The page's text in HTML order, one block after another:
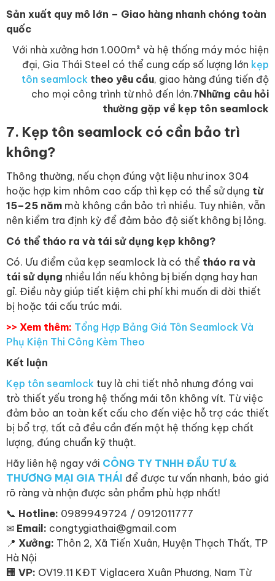
Sản xuất quy mô lớn – Giao hàng nhanh chóng toàn
quốc
Với nhà xưởng hơn 1.000m² và hệ thống máy móc hiện
đại, Gia Thái Steel có thể cung cấp số lượng lớn kẹp
tôn seamlock theo yêu cầu, giao hàng đúng tiến độ
cho mọi công trình từ nhỏ đến lớn.7Những câu hỏi
thường gặp về kẹp tôn seamlock
7. Kẹp tôn seamlock có cần bảo trì
không?
Thông thường, nếu chọn đúng vật liệu như inox 304
hoặc hợp kim nhôm cao cấp thì kẹp có thể sử dụng từ
15–25 năm mà không cần bảo trì nhiều. Tuy nhiên, vẫn
nên kiểm tra định kỳ để đảm bảo độ siết không bị lỏng.
Có thể tháo ra và tái sử dụng kẹp không?
Có. Ưu điểm của kẹp seamlock là có thể tháo ra và
tái sử dụng nhiều lần nếu không bị biến dạng hay han
gỉ. Điều này giúp tiết kiệm chi phí khi muốn di dời thiết
bị hoặc tái cấu trúc mái.
>> Xem thêm: Tổng Hợp Bảng Giá Tôn Seamlock Và
Phụ Kiện Thi Công Kèm Theo
Kết luận
Kẹp tôn seamlock tuy là chi tiết nhỏ nhưng đóng vai
trò thiết yếu trong hệ thống mái tôn không vít. Từ việc
đảm bảo an toàn kết cấu cho đến việc hỗ trợ các thiết
bị bổ trợ, tất cả đều cần đến một hệ thống kẹp chất
lượng, đúng chuẩn kỹ thuật.
Hãy liên hệ ngay với CÔNG TY TNHH ĐẦU TƯ &
THƯƠNG MẠI GIA THÁI để được tư vấn nhanh, báo giá
rõ ràng và nhận được sản phẩm phù hợp nhất!
📞 Hotline: 0989949724 / 0912011777
✉ Email: congtygiathai@gmail.com
📍 Xưởng: Thôn 2, Xã Tiến Xuân, Huyện Thạch Thất, TP
Hà Nội
🏢 VP: OV19.11 KĐT Viglacera Xuân Phương, Nam Từ